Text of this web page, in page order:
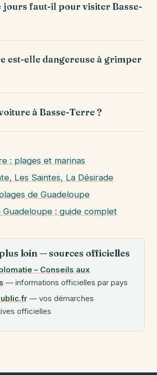
jours faut-il pour visiter Basse-
est-elle dangereuse à grimper
à Basse-Terre ?
: plages et marinas
Les Saintes, La Désirade
de Guadeloupe
Guadeloupe : guide complet
loin — sources officielles
– Conseils aux
— informations officielles par pays
— vos démarches
officielles